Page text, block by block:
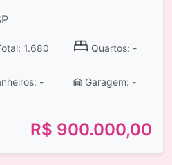
1.680
Quartos: -
- Garagem: -
R$ 900.000,00